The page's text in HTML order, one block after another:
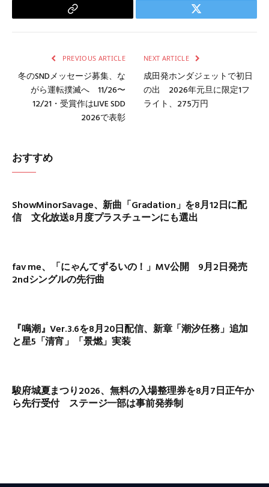
Copy
Twitter
PREVIOUS ARTICLE
冬のSNDメッセージ募集、な
がら運転撲滅へ 11/26〜
12/21・受賞作はLIVE SDD
2026で表彰
NEXT ARTICLE
成田発ホンダジェットで初日
の出 2026年元旦に限定1フ
ライト、275万円
おすすめ
ShowMinorSavage、新曲「Gradation」を8月12日に配
信 文化放送8月度プラスチューンにも選出
fav me、「にゃんてずるいの！」MV公開 9月2日発売
2ndシングルの先行曲
『鳴潮』Ver.3.6を8月20日配信、新章「潮汐任務」追加
と星5「清宵」「景燃」実装
駿府城夏まつり2026、無料の入場整理券を8月7日正午か
ら先行受付 ステージ一部は事前発券制